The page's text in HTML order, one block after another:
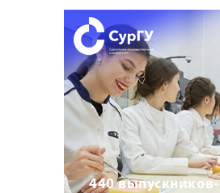
440 выпускников-